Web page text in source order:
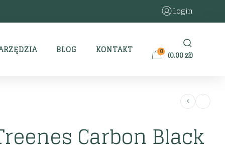
Login
BLOG KONTAKT 0 (0.00zł)
Carbon Black